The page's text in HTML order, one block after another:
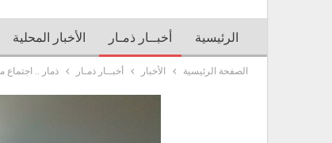
الرئيسية أخبــار ذمـار الأخبار المحلية
الصفحة الرئيسية الأخبار أخبــار ذمـار ذمار ..